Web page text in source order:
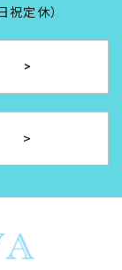
定休）​​​​​​​